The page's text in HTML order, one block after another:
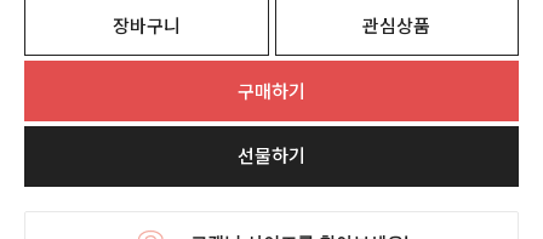
장바구니 관심상품
구매하기
선물하기